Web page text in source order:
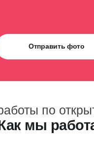
Отправить фото
по
мы